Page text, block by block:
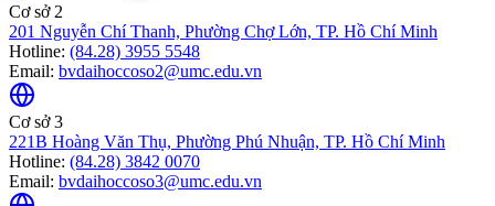
Cơ sở 2
201 Nguyễn Chí Thanh, Phường Chợ Lớn, TP. Hồ Chí Minh
Hotline: (84.28) 3955 5548
Email: bvdaihoccoso2@umc.edu.vn
Cơ sở 3
221B Hoàng Văn Thụ, Phường Phú Nhuận, TP. Hồ Chí Minh
Hotline: (84.28) 3842 0070
Email: bvdaihoccoso3@umc.edu.vn